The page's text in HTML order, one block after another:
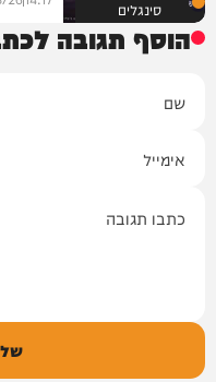
סינגלים
הוסף תגובה